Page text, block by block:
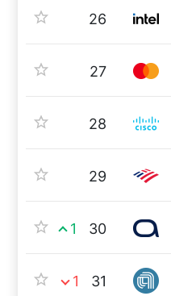
26
27
28
29
1 30
1 31